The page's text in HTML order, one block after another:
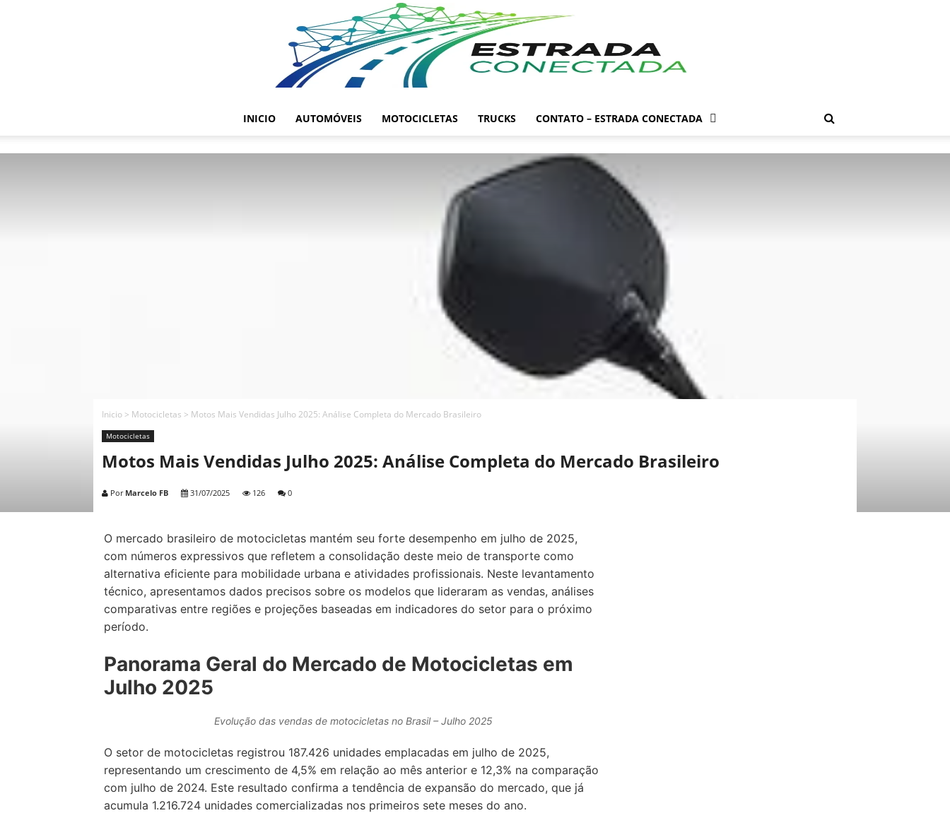
INICIO AUTOMÓVEIS MOTOCICLETAS TRUCKS CONTATO – ESTRADA CONECTADA
Inicio > Motocicletas > Motos Mais Vendidas Julho 2025: Análise Completa do Mercado Brasileiro
Motocicletas
Motos Mais Vendidas Julho 2025: Análise Completa do Mercado Brasileiro
Por Marcelo FB 31/07/2025 126 0
O mercado brasileiro de motocicletas mantém seu forte desempenho em julho de 2025,
com números expressivos que refletem a consolidação deste meio de transporte como
alternativa eficiente para mobilidade urbana e atividades profissionais. Neste levantamento
técnico, apresentamos dados precisos sobre os modelos que lideraram as vendas, análises
comparativas entre regiões e projeções baseadas em indicadores do setor para o próximo
período.
Panorama Geral do Mercado de Motocicletas em
Julho 2025
Evolução das vendas de motocicletas no Brasil – Julho 2025
O setor de motocicletas registrou 187.426 unidades emplacadas em julho de 2025,
representando um crescimento de 4,5% em relação ao mês anterior e 12,3% na comparação
com julho de 2024. Este resultado confirma a tendência de expansão do mercado, que já
acumula 1.216.724 unidades comercializadas nos primeiros sete meses do ano.